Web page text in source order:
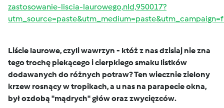
zastosowanie-liscia-laurowego,nId,950017?
Liście laurowe, czyli wawrzyn - któż z nas dzisiaj nie zna
tego trochę piekącego i cierpkiegosmaku listków
dodawanych do różnych potraw? Ten wiecznie zielony
krzew rosnący w tropikach, a u nas na parapecie okna,
był ozdobą "mądrych" głów oraz zwycięzców.